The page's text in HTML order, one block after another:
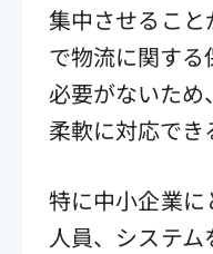
集中させること
で物流に関する
必要がないため
柔軟に対応でき
特に中小企業に
人員、システ